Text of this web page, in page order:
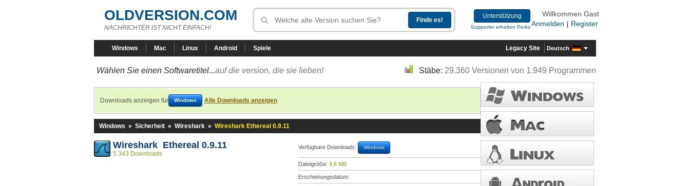
OLDVERSION.COM
NACHRICHTER IST NICHT EINFACH!
Unterstützung
Supporter erhalten Perks
Willkommen Gast
Anmelden
Register
Windows Mac Linux Android Spiele Legacy Site Deutsch
Wählen Sie einen Softwaretitel...auf die version, die sie lieben! Stäbe: 29.360 Versionen von 1.949 Programmen
Downloads anzeigen für Windows Alle Downloads anzeigen
Windows » Sicherheit » Wireshark » Wireshark Ethereal 0.9.11
Wireshark Ethereal 0.9.11
5.343 Downloads
Verfügbare Downloads: Windows
Dateigröße: 9,6 MB
Erscheinungsdatum: